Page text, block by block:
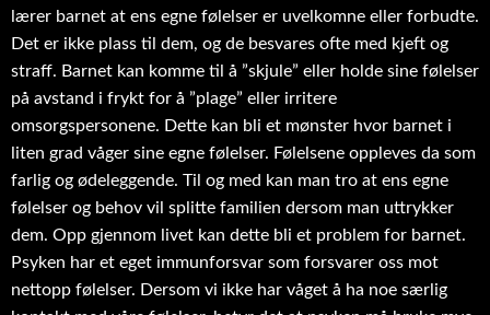
lærer barnet at ens egne følelser er uvelkomne eller forbudte.
Det er ikke plass til dem, og de besvares ofte med kjeft og
straff. Barnet kan komme til å ”skjule” eller holde sine følelser
på avstand i frykt for å ”plage” eller irritere
omsorgspersonene. Dette kan bli et mønster hvor barnet i
liten grad våger sine egne følelser. Følelsene oppleves da som
farlig og ødeleggende. Til og med kan man tro at ens egne
følelser og behov vil splitte familien dersom man uttrykker
dem. Opp gjennom livet kan dette bli et problem for barnet.
Psyken har et eget immunforsvar som forsvarer oss mot
nettopp følelser. Dersom vi ikke har våget å ha noe særlig